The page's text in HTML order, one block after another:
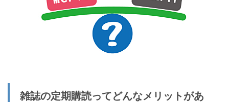
雑誌の定期購読ってどんなメリットがあ